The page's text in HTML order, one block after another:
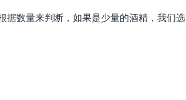
据数量来判断，如果是少量的酒精，我们选